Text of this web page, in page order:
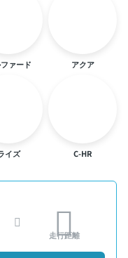
ァード アクア
イズ C-HR
走行距離